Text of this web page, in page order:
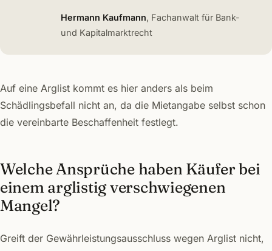
Hermann Kaufmann, Fachanwalt für Bank-
und Kapitalmarktrecht
Auf eine Arglist kommt es hier anders als beim
Schädlingsbefall nicht an, da die Mietangabe selbst schon
die vereinbarte Beschaffenheit festlegt.
Welche Ansprüche haben Käufer bei
einem arglistig verschwiegenen
Mangel?
Greift der Gewährleistungsausschluss wegen Arglist nicht,